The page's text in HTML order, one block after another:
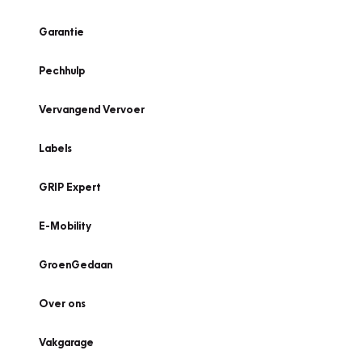
Garantie
Pechhulp
Vervangend Vervoer
Labels
GRIP Expert
E-Mobility
GroenGedaan
Over ons
Vakgarage